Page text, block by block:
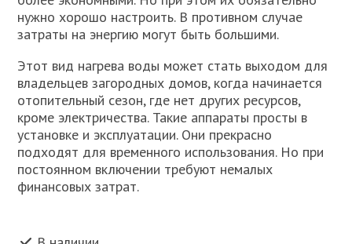
нужно хорошо настроить. В противном случае
затраты на энергию могут быть большими.
Этот вид нагрева воды может стать выходом для
владельцев загородных домов, когда начинается
отопительный сезон, где нет других ресурсов,
кроме электричества. Такие аппараты просты в
установке и эксплуатации. Они прекрасно
подходят для временного использования. Но при
постоянном включении требуют немалых
финансовых затрат.